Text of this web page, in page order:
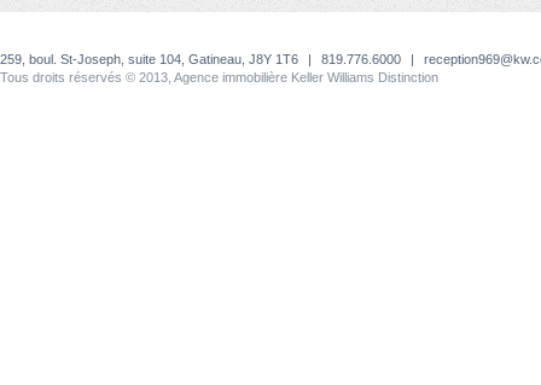
259, boul. St-Joseph, suite 104, Gatineau, J8Y 1T6 | 819.776.6000 |
Tous droits réservés © 2013, Agence immobilière Keller Williams Distinction